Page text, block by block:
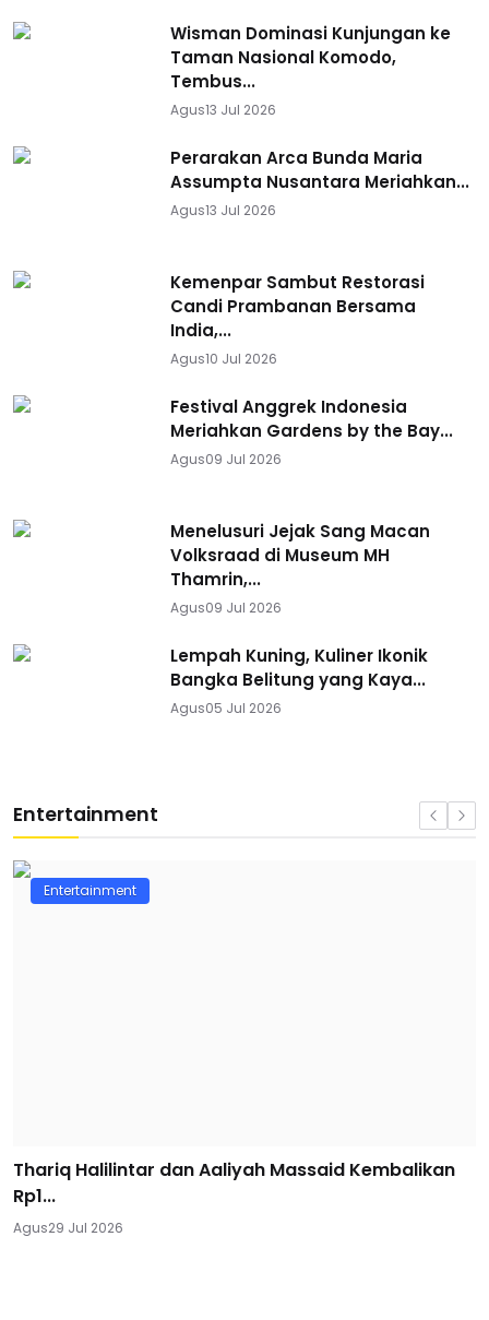
Wisman Dominasi Kunjungan ke
Taman Nasional Komodo,
Tembus...
Agus13 Jul 2026
Perarakan Arca Bunda Maria
Assumpta Nusantara Meriahkan...
Agus13 Jul 2026
Kemenpar Sambut Restorasi
Candi Prambanan Bersama
India,...
Agus10 Jul 2026
Festival Anggrek Indonesia
Meriahkan Gardens by the Bay...
Agus09 Jul 2026
Menelusuri Jejak Sang Macan
Volksraad di Museum MH
Thamrin,...
Agus09 Jul 2026
Lempah Kuning, Kuliner Ikonik
Bangka Belitung yang Kaya...
Agus05 Jul 2026
Entertainment
Entertainment
Thariq Halilintar dan Aaliyah Massaid Kembalikan
Rp1...
Agus29 Jul 2026